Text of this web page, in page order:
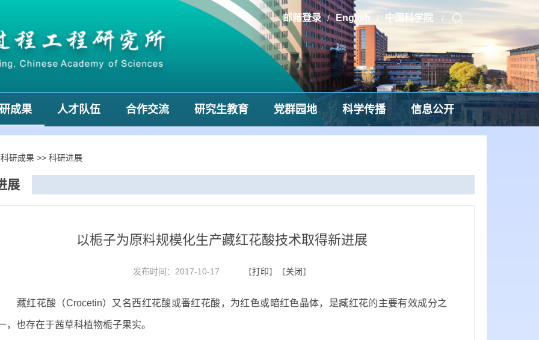
邮箱登录 / English / 中国科学院 /
成果 人才队伍 合作交流 研究生教育 党群园地 科学传播 信息公开
科研成果 >> 科研进展
展
以栀子为原料规模化生产藏红花酸技术取得新进展
发布时间：2017-10-17 【打印】【关闭】
红花酸（Crocetin）又名西红花酸或番红花酸，为红色或暗红色晶体，是臧红花的主要有效成分之
，也存在于茜草科植物栀子果实。